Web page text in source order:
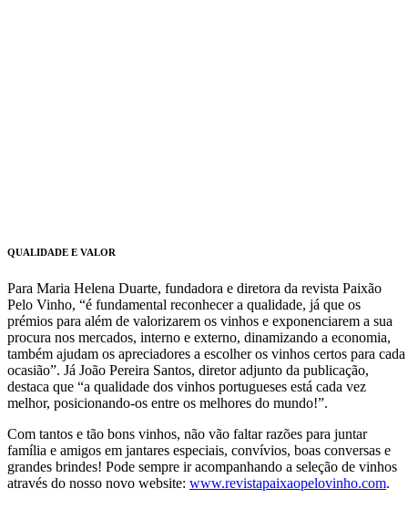
QUALIDADE E VALOR
Para Maria Helena Duarte, fundadora e diretora da revista Paixão
Pelo Vinho, “é fundamental reconhecer a qualidade, já que os
prémios para além de valorizarem os vinhos e exponenciarem a sua
procura nos mercados, interno e externo, dinamizando a economia,
também ajudam os apreciadores a escolher os vinhos certos para cada
ocasião”. Já João Pereira Santos, diretor adjunto da publicação,
destaca que “a qualidade dos vinhos portugueses está cada vez
melhor, posicionando-os entre os melhores do mundo!”.
Com tantos e tão bons vinhos, não vão faltar razões para juntar
família e amigos em jantares especiais, convívios, boas conversas e
grandes brindes! Pode sempre ir acompanhando a seleção de vinhos
através do nosso novo website: www.revistapaixaopelovinho.com.